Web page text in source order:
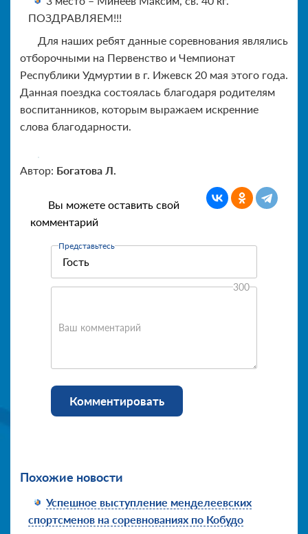
ПОЗДРАВЛЯЕМ!!!
Для наших ребят данные соревнования являлись
отборочными на Первенство и Чемпионат
Республики Удмуртии в г. Ижевск 20 мая этого года.
Данная поездка состоялась благодаря родителям
воспитанников, которым выражаем искренние
слова благодарности.
Автор: Богатова Л.
Вы можете оставить свой
комментарий
Представьтесь
Ваш комментарий
300
Комментировать
Похожие новости
Успешное выступление менделеевских
спортсменов на соревнованиях по Кобудо